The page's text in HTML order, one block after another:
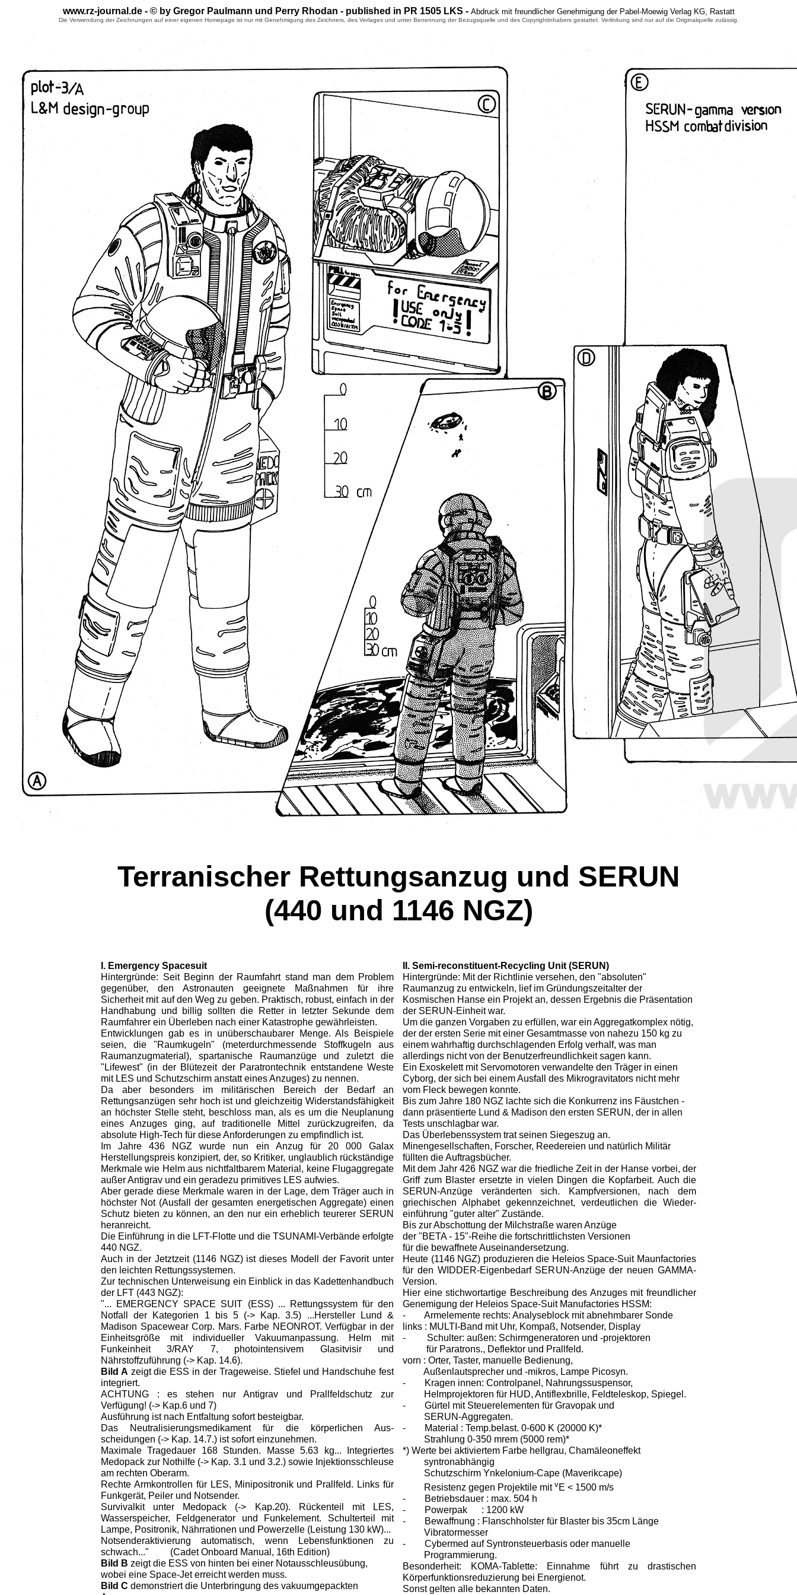
www.rz-journal.de - © by Gregor Paulmann und Perry Rhodan - published in PR 1505 LKS - Abdruck mit freundlicher Genehmigung der Pabel-Moewig Verlag KG, Rastatt
Die Verwendung der Zeichnungen auf einer eigenen Homepage ist nur mit Genehmigung des Zeichners, des Verlages und unter Benennung der Bezugsquelle und des Copyrightinhabers gestattet. Verlinkung sind nur auf die Originalquelle zulässig.
Terranischer Rettungsanzug und SERUN
(440 und 1146 NGZ)
I. Emergency Spacesuit
Hintergründe: Seit Beginn der Raumfahrt stand man dem Problem
gegenüber, den Astronauten geeignete Maßnahmen für ihre
Sicherheit mit auf den Weg zu geben. Praktisch, robust, einfach in der
Handhabung und billig sollten die Retter in letzter Sekunde dem
Raumfahrer ein Überleben nach einer Katastrophe gewährleisten.
Entwicklungen gab es in unüberschaubarer Menge. Als Bei­spiele
seien, die "Raumkugeln" (meterdurchmessende Stoff­kugeln aus
Raumanzugmaterial), spartanische Raumanzüge und zuletzt die
"Lifewest" (in der Blütezeit der Paratrontechnik entstandene Weste
mit LES und Schutzschirm anstatt eines Anzuges) zu nennen.
Da aber besonders im militärischen Bereich der Bedarf an
Rettungsanzügen sehr hoch ist und gleichzeitig Widerstandsfähigkeit
an höchster Stelle steht, beschloss man, als es um die Neuplanung
eines Anzuges ging, auf traditionelle Mittel zurückzugreifen, da
absolute High-Tech für diese Anforderungen zu empfindlich ist.
Im Jahre 436 NGZ wurde nun ein Anzug für 20 000 Galax
Herstellungspreis konzipiert, der, so Kritiker, unglaublich rückständige
Merkmale wie Helm aus nichtfaltbarem Material, keine Flugaggregate
außer Antigrav und ein geradezu primitives LES aufwies.
Aber gerade diese Merkmale waren in der Lage, dem Träger auch in
höchster Not (Ausfall der gesamten energetischen Aggregate) einen
Schutz bieten zu können, an den nur ein erheblich teurerer SERUN
heranreicht.
Die Einführung in die LFT-Flotte und die TSUNAMI-Verbände erfolgte
440 NGZ.
Auch in der Jetztzeit (1146 NGZ) ist dieses Modell der Favorit unter
den leichten Rettungssystemen.
Zur technischen Unterweisung ein Einblick in das Kadettenhandbuch
der LFT (443 NGZ):
"... EMERGENCY SPACE SUIT (ESS) ... Rettungssystem für den
Notfall der Kategorien 1 bis 5 (-> Kap. 3.5) ...Hersteller Lund &
Madison Spacewear Corp. Mars. Farbe NEONROT. Verfügbar in der
Einheitsgröße mit individueller Vakuum­anpassung. Helm mit
Funkeinheit 3/RAY 7, photointensivem Glasitvisir und
Nährstoffzuführung (-> Kap. 14.6).
Bild A zeigt die ESS in der Trageweise. Stiefel und Hand­schuhe fest
integriert.
ACHTUNG : es stehen nur Antigrav und Prallfeldschutz zur
Verfügung! (-> Kap.6 und 7)
Ausführung ist nach Entfaltung sofort besteigbar.
Das Neutralisierungsmedikament für die körperlichen Aus­
scheidungen (-> Kap. 14.7.) ist sofort einzunehmen.
Maximale Tragedauer 168 Stunden. Masse 5.63 kg... Integriertes
Medopack zur Nothilfe (-> Kap. 3.1 und 3.2.) sowie Injektionsschleuse
am rechten Oberarm.
Rechte Armkontrollen für LES, Minipositronik und Prallfeld. Links für
Funkgerät, Peiler und Notsender.
Survivalkit unter Medopack (-> Kap.20). Rückenteil mit LES,
Wasserspeicher, Feldgenerator und Funkelement. Schulterteil mit
Lampe, Positronik, Nährrationen und Powerzelle (Leistung 130 kW)...
Notsenderaktivierung automatisch, wenn Lebensfunktionen zu
schwach..." (Cadet Onboard Manual, 16th Edition)
Bild B zeigt die ESS von hinten bei einer Notausschleusübung,
wobei eine Space-Jet erreicht werden muss.
Bild C demonstriert die Unterbringung des vakuumgepackten
II. Semi-reconstituent-Recycling Unit (SERUN)
Hintergründe: Mit der Richtlinie versehen, den "absoluten"
Raumanzug zu entwickeln, lief im Gründungszeitalter der
Kosmischen Hanse ein Projekt an, dessen Ergebnis die Präsentation
der SERUN-Einheit war.
Um die ganzen Vorgaben zu erfüllen, war ein Aggregat­komplex nötig,
der der ersten Serie mit einer Gesamt­masse von nahezu 150 kg zu
einem wahrhaftig durch­schlagenden Erfolg verhalf, was man
allerdings nicht von der Benutzerfreundlichkeit sagen kann.
Ein Exoskelett mit Servomotoren verwandelte den Träger in einen
Cyborg, der sich bei einem Ausfall des Mikrogravitators nicht mehr
vom Fleck bewegen konnte.
Bis zum Jahre 180 NGZ lachte sich die Konkurrenz ins Fäustchen -
dann präsentierte Lund & Madison den ersten SERUN, der in allen
Tests unschlagbar war.
Das Überlebenssystem trat seinen Siegeszug an.
Minengesellschaften, Forscher, Reedereien und natürlich Militär
füllten die Auftragsbücher.
Mit dem Jahr 426 NGZ war die friedliche Zeit in der Hanse vorbei, der
Griff zum Blaster ersetzte in vielen Dingen die Kopfarbeit. Auch die
SERUN-Anzüge veränderten sich. Kampfversionen, nach dem
griechischen Alphabet gekennzeichnet, verdeutlichen die Wieder­
einführung "guter alter" Zustände.
Bis zur Abschottung der Milchstraße waren Anzüge
der "BETA - 15"-Reihe die fortschrittlichsten Versionen
für die bewaffnete Auseinandersetzung.
Heute (1146 NGZ) produzieren die Heleios Space-Suit Maunfactories
für den WIDDER-Eigenbedarf SERUN-Anzüge der neuen GAMMA-
Version.
Hier eine stichwortartige Beschreibung des Anzuges mit freundlicher
Genemigung der Heleios Space-Suit Manufactories HSSM:
-
Armelemente rechts: Analyseblock mit abnehmbarer Sonde
links : MULTI-Band mit Uhr, Kompaß, Not­sender, Display
-
Schulter: außen: Schirmgeneratoren und -projektoren
für Paratrons., Deflektor und Prall­feld.
vorn : Orter, Taster, manuelle Bedienung,
Außenlautsprecher und -mikros, Lampe Picosyn.
-
Kragen innen: Controlpanel, Nahrungssuspensor,
Helmprojektoren für HUD, Antiflexbrille, Feldteleskop, Spiegel.
-
Gürtel mit Steuerelementen für Gravopak und
SERUN-Aggregaten.
-
Material : Temp.belast. 0-600 K (20000 K)*
Strahlung 0-350 mrem (5000 rem)*
*) Werte bei aktiviertem Farbe hellgrau, Chamäleoneffekt
syntronabhängig
Schutzschirm Ynkelonium-Cape (Maverikcape)
Resistenz gegen Projektile mit vE < 1500 m/s
-
Betriebsdauer : max. 504 h
-
Powerpak : 1200 kW
-
Bewaffnung : Flanschholster für Blaster bis 35cm Länge
Vibratormesser
-
Cybermed auf Syntronsteuerbasis oder manuelle
Progra­mmierung.
Besonderheit: KOMA-Tablette: Einnahme führt zu drastischen
Körperfunktionsreduzierung bei Energienot.
Sonst gelten alle bekannten Daten.